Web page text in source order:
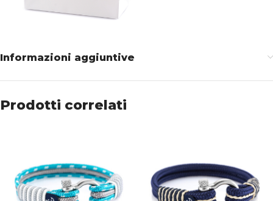
Informazioni aggiuntive
Prodotti correlati